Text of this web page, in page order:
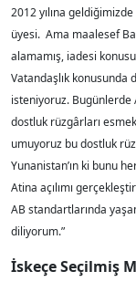
2012 yılına
üyesi. Ama maalesef
alamamış, iadesi
Vatandaşlık konusunda
isteniyoruz. Bugünlerde
dostluk rüzgârları
umuyoruz bu dostluk
Yunanistan’ın ki bunu
Atina açılımı
AB standartlarında
diliyorum.”
İskeçe Seçilmiş